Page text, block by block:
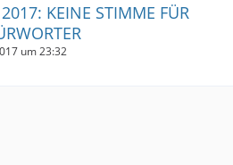
KEINE STIMME FÜR
um 23:32